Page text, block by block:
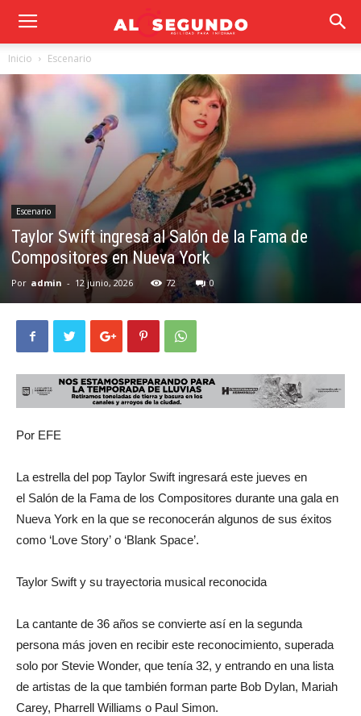
Inicio Escenario
Escenario
Taylor Swift ingresa al Salón de la Fama de
Compositores en Nueva York
Por admin - 12 junio, 2026 72 0
Por EFE
La estrella del pop Taylor Swift ingresará este jueves en
el Salón de la Fama de los Compositores durante una gala en
Nueva York en la que se reconocerán algunos de sus éxitos
como ‘Love Story’ o ‘Blank Space’.
Taylor Swift y su trayectoria musical reconocida
La cantante de 36 años se convierte así en la segunda
persona más joven en recibir este reconocimiento, superada
solo por Stevie Wonder, que tenía 32, y entrando en una lista
de artistas de la que también forman parte Bob Dylan, Mariah
Carey, Pharrell Williams o Paul Simon.